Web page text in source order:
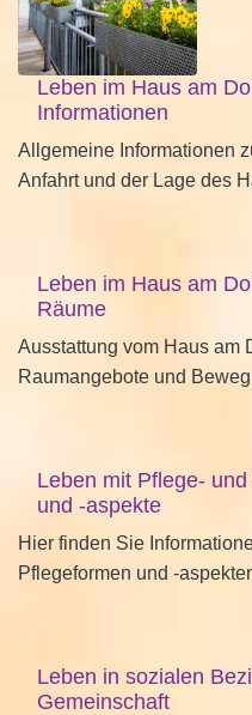
Leben im Haus am
Informationen
Allgemeine Informationen
Anfahrt und der Lage des
Leben im Haus am
Räume
Ausstattung vom Haus am
Raumangebote und
Leben mit Pflege-
und -aspekte
Hier finden Sie
Pflegeformen und -
Leben in sozialen
Gemeinschaft